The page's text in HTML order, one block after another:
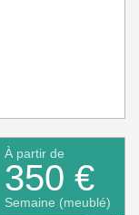
À partir de
350 €
Semaine (meublé)